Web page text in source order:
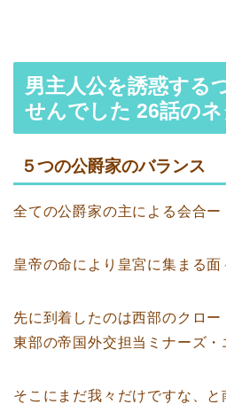
男主人公を誘惑する
せんでした 26話の
５つの公爵家のバランス
全ての公爵家の主による会合ー
皇帝の命により皇宮に集まる面
先に到着したのは西部のクロー
東部の帝国外交担当ミナーズ・
そこにまだ我々だけですな、